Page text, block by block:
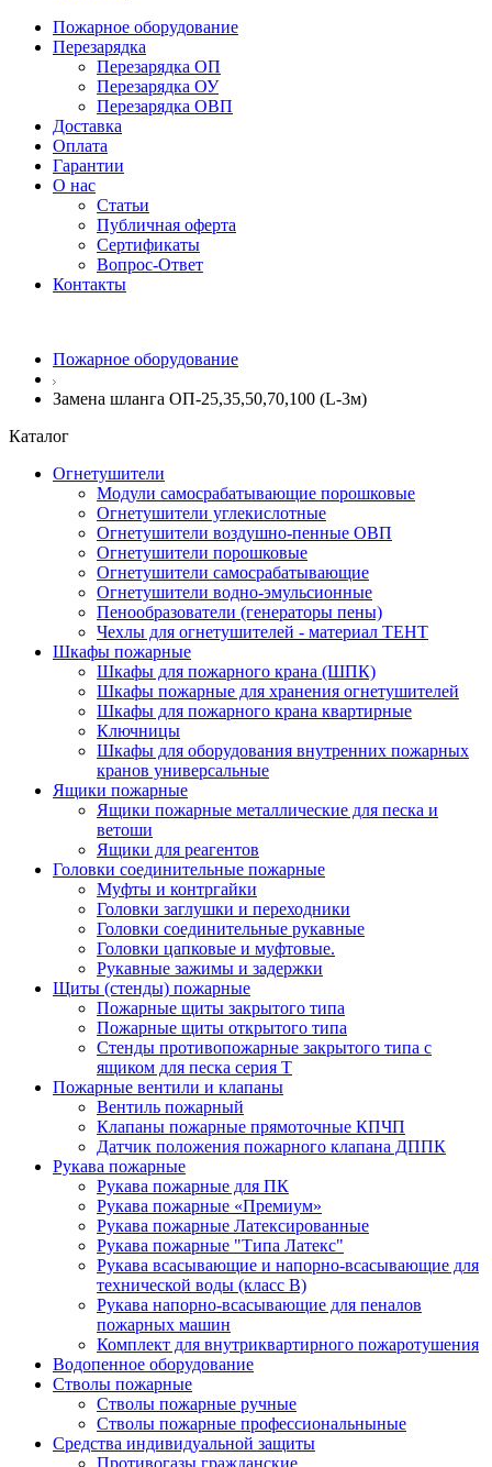
Пожарное оборудование
Перезарядка
Перезарядка ОП
Перезарядка ОУ
Перезарядка ОВП
Доставка
Оплата
Гарантии
О нас
Статьи
Публичная оферта
Сертификаты
Вопрос-Ответ
Контакты
Пожарное оборудование
Замена шланга ОП-25,35,50,70,100 (L-3м)
Каталог
Огнетушители
Модули самосрабатывающие порошковые
Огнетушители углекислотные
Огнетушители воздушно-пенные ОВП
Огнетушители порошковые
Огнетушители самосрабатывающие
Огнетушители водно-эмульсионные
Пенообразователи (генераторы пены)
Чехлы для огнетушителей - материал ТЕНТ
Шкафы пожарные
Шкафы для пожарного крана (ШПК)
Шкафы пожарные для хранения огнетушителей
Шкафы для пожарного крана квартирные
Ключницы
Шкафы для оборудования внутренних пожарных
кранов универсальные
Ящики пожарные
Ящики пожарные металлические для песка и
ветоши
Ящики для реагентов
Головки соединительные пожарные
Муфты и контргайки
Головки заглушки и переходники
Головки соединительные рукавные
Головки цапковые и муфтовые.
Рукавные зажимы и задержки
Щиты (стенды) пожарные
Пожарные щиты закрытого типа
Пожарные щиты открытого типа
Стенды противопожарные закрытого типа с
ящиком для песка серия Т
Пожарные вентили и клапаны
Вентиль пожарный
Клапаны пожарные прямоточные КПЧП
Датчик положения пожарного клапана ДППК
Рукава пожарные
Рукава пожарные для ПК
Рукава пожарные «Премиум»
Рукава пожарные Латексированные
Рукава пожарные "Типа Латекс"
Рукава всасывающие и напорно-всасывающие для
технической воды (класс В)
Рукава напорно-всасывающие для пеналов
пожарных машин
Комплект для внутриквартирного пожаротушения
Водопенное оборудование
Стволы пожарные
Стволы пожарные ручные
Стволы пожарные профессиональныные
Средства индивидуальной защиты
Противогазы гражданские